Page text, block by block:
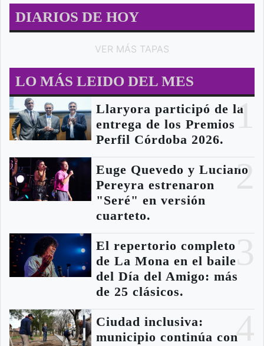
DIARIOS DE HOY
VER MÁS TAPAS
LO MÁS LEIDO DEL MES
1
Llaryora participó de la
entrega de los Premios
Perfil Córdoba 2026.
2
Euge Quevedo y Luciano
Pereyra estrenaron
"Seré" en versión
cuarteto.
El repertorio completo
de La Mona en el baile
del Día del Amigo: más
de 25 clásicos.
4
Ciudad inclusiva:
municipio continúa con